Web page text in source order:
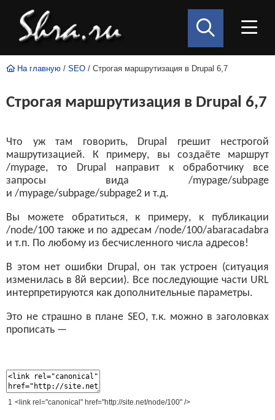
На главную / SEO / Строгая маршрутизация в Drupal 6,7
Строгая маршрутизация в Drupal 6,7
Что уж там говорить, Drupal грешит нестрогой
машрутизацией. К примеру, вы создаёте маршрут
/mypage, то Drupal направит к обработчику все
запросы вида /mypage/subpage
и /mypage/subpage/subpage2 и т.д.
Вы можете обратиться, к примеру, к публикации
/node/100 также и по адресам /node/100/abaracadabra
и т.п. По любому из бесчисленного числа адресов!
В этом нет ошибки Drupal, он так устроен (ситуация
изменилась в 8й версии). Все последующие части URL
интерпретируются как дополнительные параметры.
Это не страшно в плане SEO, т.к. можно в заголовках
прописать —
1 < link rel ="canonical" href="http://site.net/node/100" />